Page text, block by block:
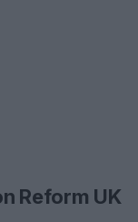
Reform UK